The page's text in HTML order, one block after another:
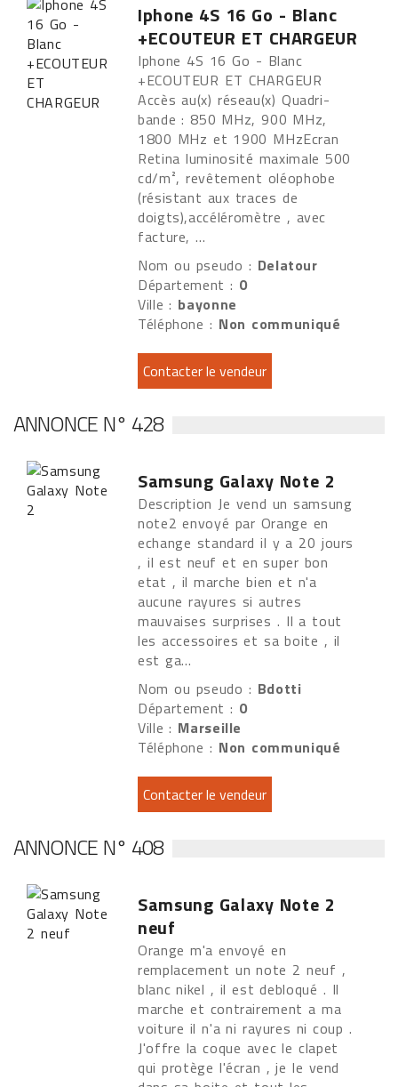
Iphone 4S 16 Go - Blanc
+ECOUTEUR ET CHARGEUR
Iphone 4S 16 Go - Blanc
+ECOUTEUR ET CHARGEUR
Accès au(x) réseau(x) Quadri-
bande : 850 MHz, 900 MHz,
1800 MHz et 1900 MHzEcran
Retina luminosité maximale 500
cd/m², revêtement oléophobe
(résistant aux traces de
doigts),accéléromètre , avec
facture, ...
Nom ou pseudo : Delatour
Département : 0
Ville : bayonne
Téléphone : Non communiqué
ANNONCE N° 428
Samsung Galaxy Note 2
Description Je vend un samsung
note2 envoyé par Orange en
echange standard il y a 20 jours
, il est neuf et en super bon
etat , il marche bien et n'a
aucune rayures si autres
mauvaises surprises . Il a tout
les accessoires et sa boite , il
est ga...
Nom ou pseudo : Bdotti
Département : 0
Ville : Marseille
Téléphone : Non communiqué
ANNONCE N° 408
Samsung Galaxy Note 2
neuf
Orange m'a envoyé en
remplacement un note 2 neuf ,
blanc nikel , il est debloqué . Il
marche et contrairement a ma
voiture il n'a ni rayures ni coup .
J'offre la coque avec le clapet
qui protège l'écran , je le vend